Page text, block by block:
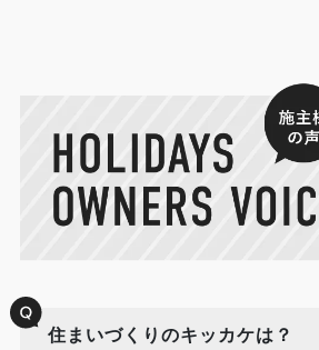
住まいづくりのキッカケは？